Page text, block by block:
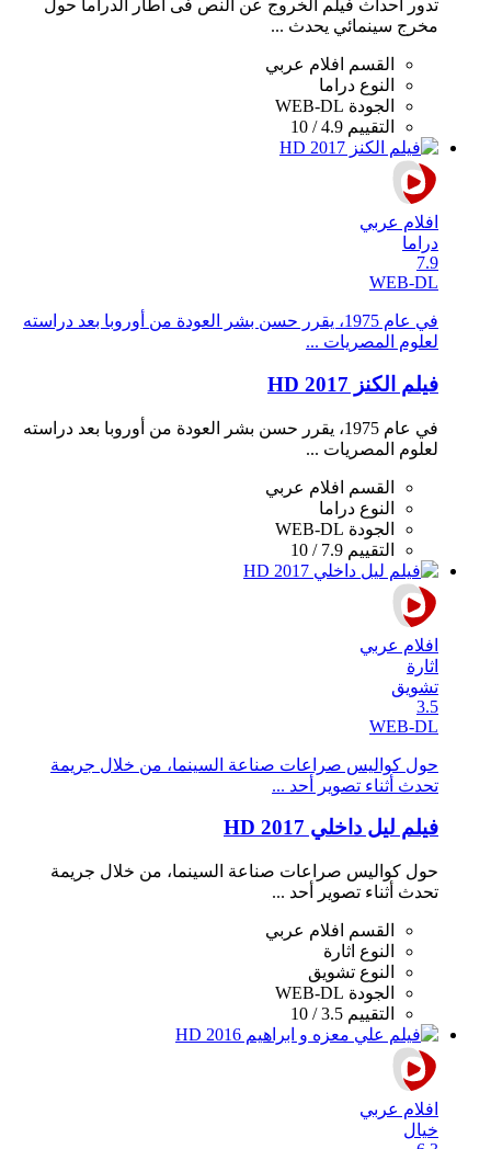
تدور احداث فيلم الخروج عن النص فى اطار الدراما حول
مخرج سينمائي يحدث ...
القسم
افلام عربي
النوع دراما
الجودة WEB-DL
التقييم 4.9 / 10
افلام عربي
دراما
7.9
WEB-DL
في عام 1975، يقرر حسن بشر العودة من أوروبا بعد دراسته
لعلوم المصريات ...
فيلم الكنز 2017 HD
في عام 1975، يقرر حسن بشر العودة من أوروبا بعد دراسته
لعلوم المصريات ...
القسم
افلام عربي
النوع دراما
الجودة WEB-DL
التقييم 7.9 / 10
افلام عربي
اثارة
تشويق
3.5
WEB-DL
حول كواليس صراعات صناعة السينما، من خلال جريمة
تحدث أثناء تصوير أحد ...
فيلم ليل داخلي 2017 HD
حول كواليس صراعات صناعة السينما، من خلال جريمة
تحدث أثناء تصوير أحد ...
القسم
افلام عربي
النوع اثارة
النوع تشويق
الجودة WEB-DL
التقييم 3.5 / 10
افلام عربي
خيال